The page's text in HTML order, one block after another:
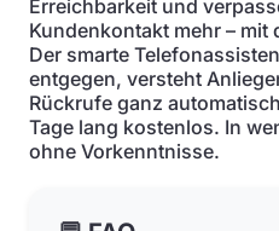
Erreichbarkeit und
Kundenkontakt mehr – mit
Der smarte
entgegen, versteht
Rückrufe ganz
Tage lang kostenlos. In
ohne Vorkenntnisse.